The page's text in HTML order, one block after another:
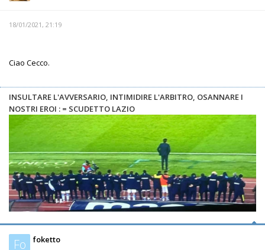
18/01/2021, 21:19
Ciao Cecco.
INSULTARE L'AVVERSARIO, INTIMIDIRE L'ARBITRO, OSANNARE I
NOSTRI EROI : = SCUDETTO LAZIO
Fo foketto